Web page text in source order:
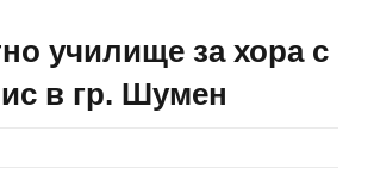
училище за хора с
в гр. Шумен